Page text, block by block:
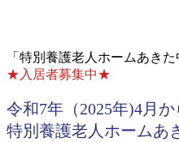
「特別養護老人ホームあき
★入居者募集中★
令和7年（2025年)4月
特別養護老人ホームあ